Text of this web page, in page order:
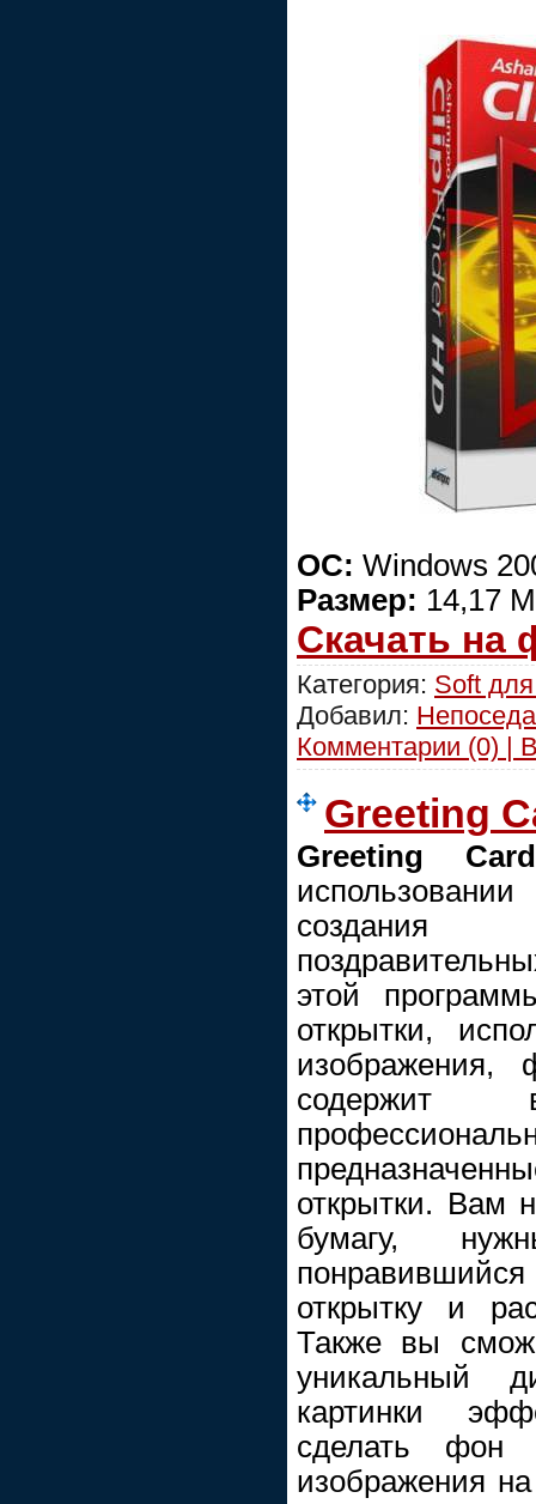
ОС: Windows
Размер: 14,17
Скачать на
Категория: Soft
Добавил: Непоседа
Комментарии (0) |
Greeting
Greeting
создания
этой
открытки,
изображения,
открытки. Вам
бумагу,
открытку и
Также вы
уникальный
картинки
сделать фон
изображения